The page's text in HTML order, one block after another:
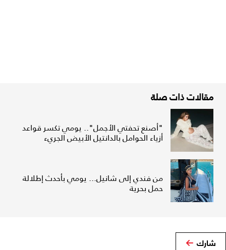
مقالات ذات صلة
"أصنع تحفتي الأجمل".. يومي تكسر قواعد
أزياء الحوامل بالدانتيل الأبيض الجريء
من فندي إلى شانيل... يومي بأحدث إطلالة
حمل بحرية
شارك